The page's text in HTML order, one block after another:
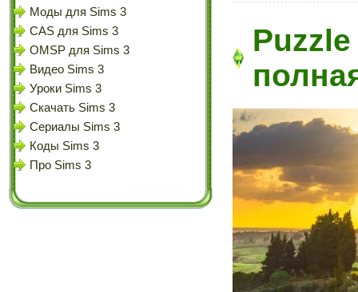
Моды для Sims 3
CAS для Sims 3
OMSP для Sims 3
Видео Sims 3
Уроки Sims 3
Скачать Sims 3
Сериалы Sims 3
Коды Sims 3
Про Sims 3